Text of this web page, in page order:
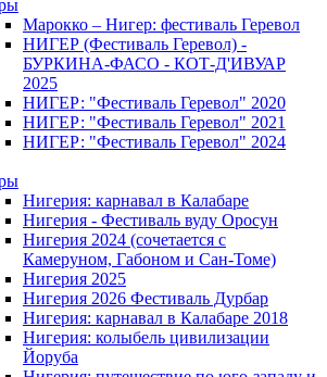
Марокко – Нигер: фестиваль Геревол
НИГЕР (Фестиваль Геревол) -
БУРКИНА-ФАСО - КОТ-Д'ИВУАР
2025
НИГЕР: "Фестиваль Геревол" 2020
НИГЕР: "Фестиваль Геревол" 2021
НИГЕР: "Фестиваль Геревол" 2024
Нигерия: карнавал в Калабаре
Нигерия - Фестиваль вуду Оросун
Нигерия 2024 (сочетается с
Камеруном, Габоном и Сан-Томе)
Нигерия 2025
Нигерия 2026 Фестиваль Дурбар
Нигерия: карнавал в Калабаре 2018
Нигерия: колыбель цивилизации
Йоруба